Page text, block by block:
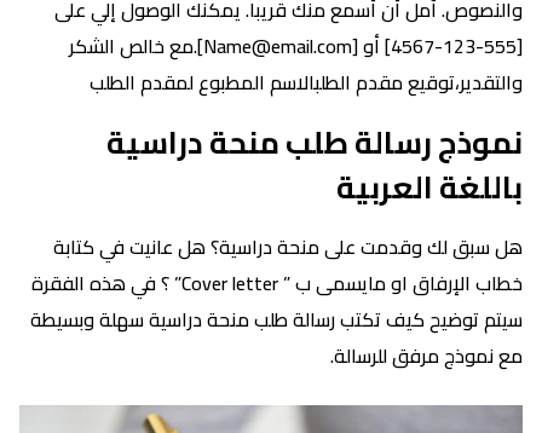
والنصوص. آمل أن أسمع منك قريبا. يمكنك الوصول إلي على
[555-123-4567] أو [Name@email.com].مع خالص الشكر
والتقدير،توقيع مقدم الطلبالاسم المطبوع لمقدم الطلب
نموذج رسالة طلب منحة دراسية
باللغة العربية
هل سبق لك وقدمت على منحة دراسية؟ هل عانيت في كتابة
خطاب الإرفاق او مايسمى ب ” Cover letter” ؟ في هذه الفقرة
سيتم توضيح كيف تكتب رسالة طلب منحة دراسية سهلة وبسيطة
مع نموذج مرفق للرسالة.